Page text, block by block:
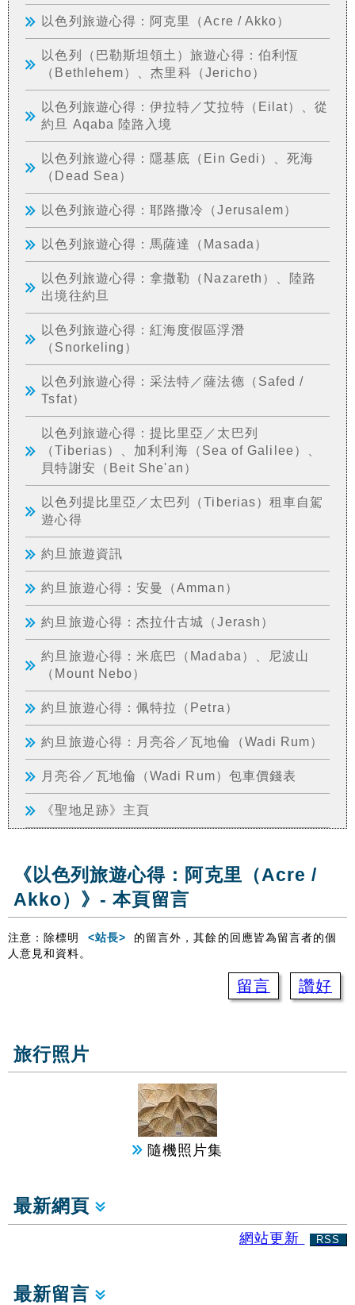
以色列旅遊心得：阿克里（Acre / Akko）
以色列（巴勒斯坦領土）旅遊心得：伯利恆
（Bethlehem）、杰里科（Jericho）
以色列旅遊心得：伊拉特／艾拉特（Eilat）、從
約旦 Aqaba 陸路入境
以色列旅遊心得：隱基底（Ein Gedi）、死海
（Dead Sea）
以色列旅遊心得：耶路撒冷（Jerusalem）
以色列旅遊心得：馬薩達（Masada）
以色列旅遊心得：拿撒勒（Nazareth）、陸路
出境往約旦
以色列旅遊心得：紅海度假區浮潛
（Snorkeling）
以色列旅遊心得：采法特／薩法德（Safed /
Tsfat）
以色列旅遊心得：提比里亞／太巴列
（Tiberias）、加利利海（Sea of Galilee）、
貝特謝安（Beit She'an）
以色列提比里亞／太巴列（Tiberias）租車自駕
遊心得
約旦旅遊資訊
約旦旅遊心得：安曼（Amman）
約旦旅遊心得：杰拉什古城（Jerash）
約旦旅遊心得：米底巴（Madaba）、尼波山
（Mount Nebo）
約旦旅遊心得：佩特拉（Petra）
約旦旅遊心得：月亮谷／瓦地倫（Wadi Rum）
月亮谷／瓦地倫（Wadi Rum）包車價錢表
《聖地足跡》主頁
《以色列旅遊心得：阿克里（Acre /
Akko）》- 本頁留言
注意：除標明 <站長>
的留言外，其餘的回應皆為留言者的個
人意見和資料。
留言 讚好
旅行照片
隨機照片集
最新網頁
網站更新 RSS
最新留言